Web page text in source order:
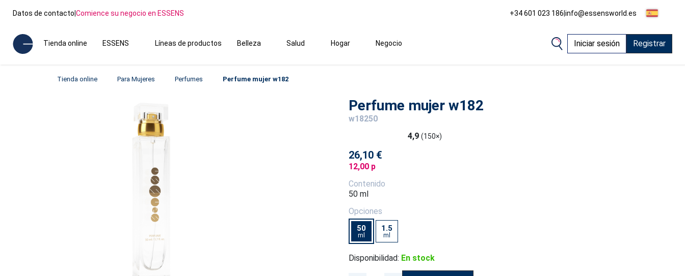
Datos de contacto|Comience su negocio en ESSENS +34 601 023 186|info@essensworld.es
Tienda online ESSENS Líneas de productos Belleza Salud Hogar Negocio Iniciar sesión Registrar
Tienda online Para Mujeres Perfumes Perfume mujer w182
Perfume mujer w182
w18250
4,9 (150×)
26,10 €
12,00 p
Contenido
50 ml
Opciones
50
ml
1.5
ml
Disponibilidad: En stock